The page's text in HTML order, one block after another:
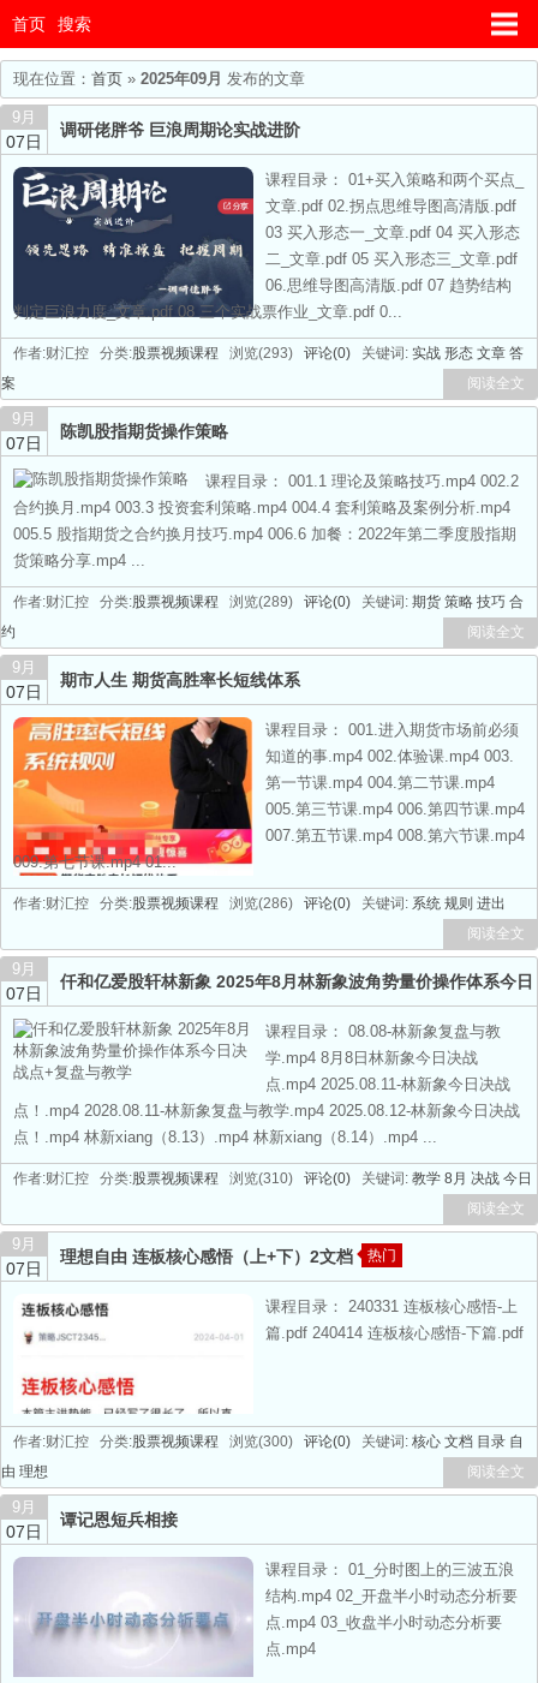
首页 搜索
现在位置： 首页 » 2025年09月 发布的文章
9月
07日
调研佬胖爷 巨浪周期论实战进阶
课程目录： 01+买入策略和两个买点_
文章.pdf 02.拐点思维导图高清版.pdf
03 买入形态一_文章.pdf 04 买入形态
二_文章.pdf 05 买入形态三_文章.pdf
06.思维导图高清版.pdf 07 趋势结构
判定巨浪力度_文章.pdf 08 三个实战票作业_文章.pdf 0...
作者:财汇控 分类:股票视频课程 浏览(293) 评论(0) 关键词: 实战 形态 文章 答
案
阅读全文
9月
07日
陈凯股指期货操作策略
课程目录： 001.1 理论及策略技巧.mp4 002.2
合约换月.mp4 003.3 投资套利策略.mp4 004.4 套利策略及案例分析.mp4
005.5 股指期货之合约换月技巧.mp4 006.6 加餐：2022年第二季度股指期
货策略分享.mp4 ...
作者:财汇控 分类:股票视频课程 浏览(289) 评论(0) 关键词: 期货 策略 技巧 合
约
阅读全文
9月
07日
期市人生 期货高胜率长短线体系
课程目录： 001.进入期货市场前必须
知道的事.mp4 002.体验课.mp4 003.
第一节课.mp4 004.第二节课.mp4
005.第三节课.mp4 006.第四节课.mp4
007.第五节课.mp4 008.第六节课.mp4
009.第七节课.mp4 01...
作者:财汇控 分类:股票视频课程 浏览(286) 评论(0) 关键词: 系统 规则 进出
阅读全文
9月
07日
仟和亿爱股轩林新象 2025年8月林新象波角势量价操作体系今日
决战点+复盘与教学 热门
课程目录： 08.08-林新象复盘与教
学.mp4 8月8日林新象今日决战
点.mp4 2025.08.11-林新象今日决战
点！.mp4 2028.08.11-林新象复盘与教学.mp4 2025.08.12-林新象今日决战
点！.mp4 林新xiang（8.13）.mp4 林新xiang（8.14）.mp4 ...
作者:财汇控 分类:股票视频课程 浏览(310) 评论(0) 关键词: 教学 8月 决战 今日
阅读全文
9月
07日
理想自由 连板核心感悟（上+下）2文档 热门
课程目录： 240331 连板核心感悟-上
篇.pdf 240414 连板核心感悟-下篇.pdf
作者:财汇控 分类:股票视频课程 浏览(300) 评论(0) 关键词: 核心 文档 目录 自
由 理想 阅读全文
9月
07日
谭记恩短兵相接
课程目录： 01_分时图上的三波五浪
结构.mp4 02_开盘半小时动态分析要
点.mp4 03_收盘半小时动态分析要
点.mp4